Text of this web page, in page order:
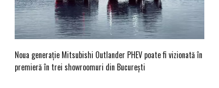
Noua generație Mitsubishi Outlander PHEV poate fi vizionată în
premieră în trei showroomuri din București